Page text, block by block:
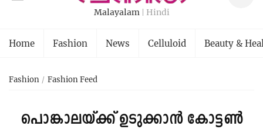
Malayalam Hindi
Home Fashion News Celluloid Beauty &
Fashion Fashion Feed
പൊങ്കാലയ്ക്ക് ഉടുക്കാന്‍ കോട്ടൺ